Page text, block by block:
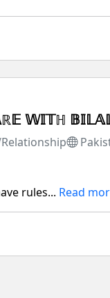
𝕎𝕀𝕋ℍ
rules... Read